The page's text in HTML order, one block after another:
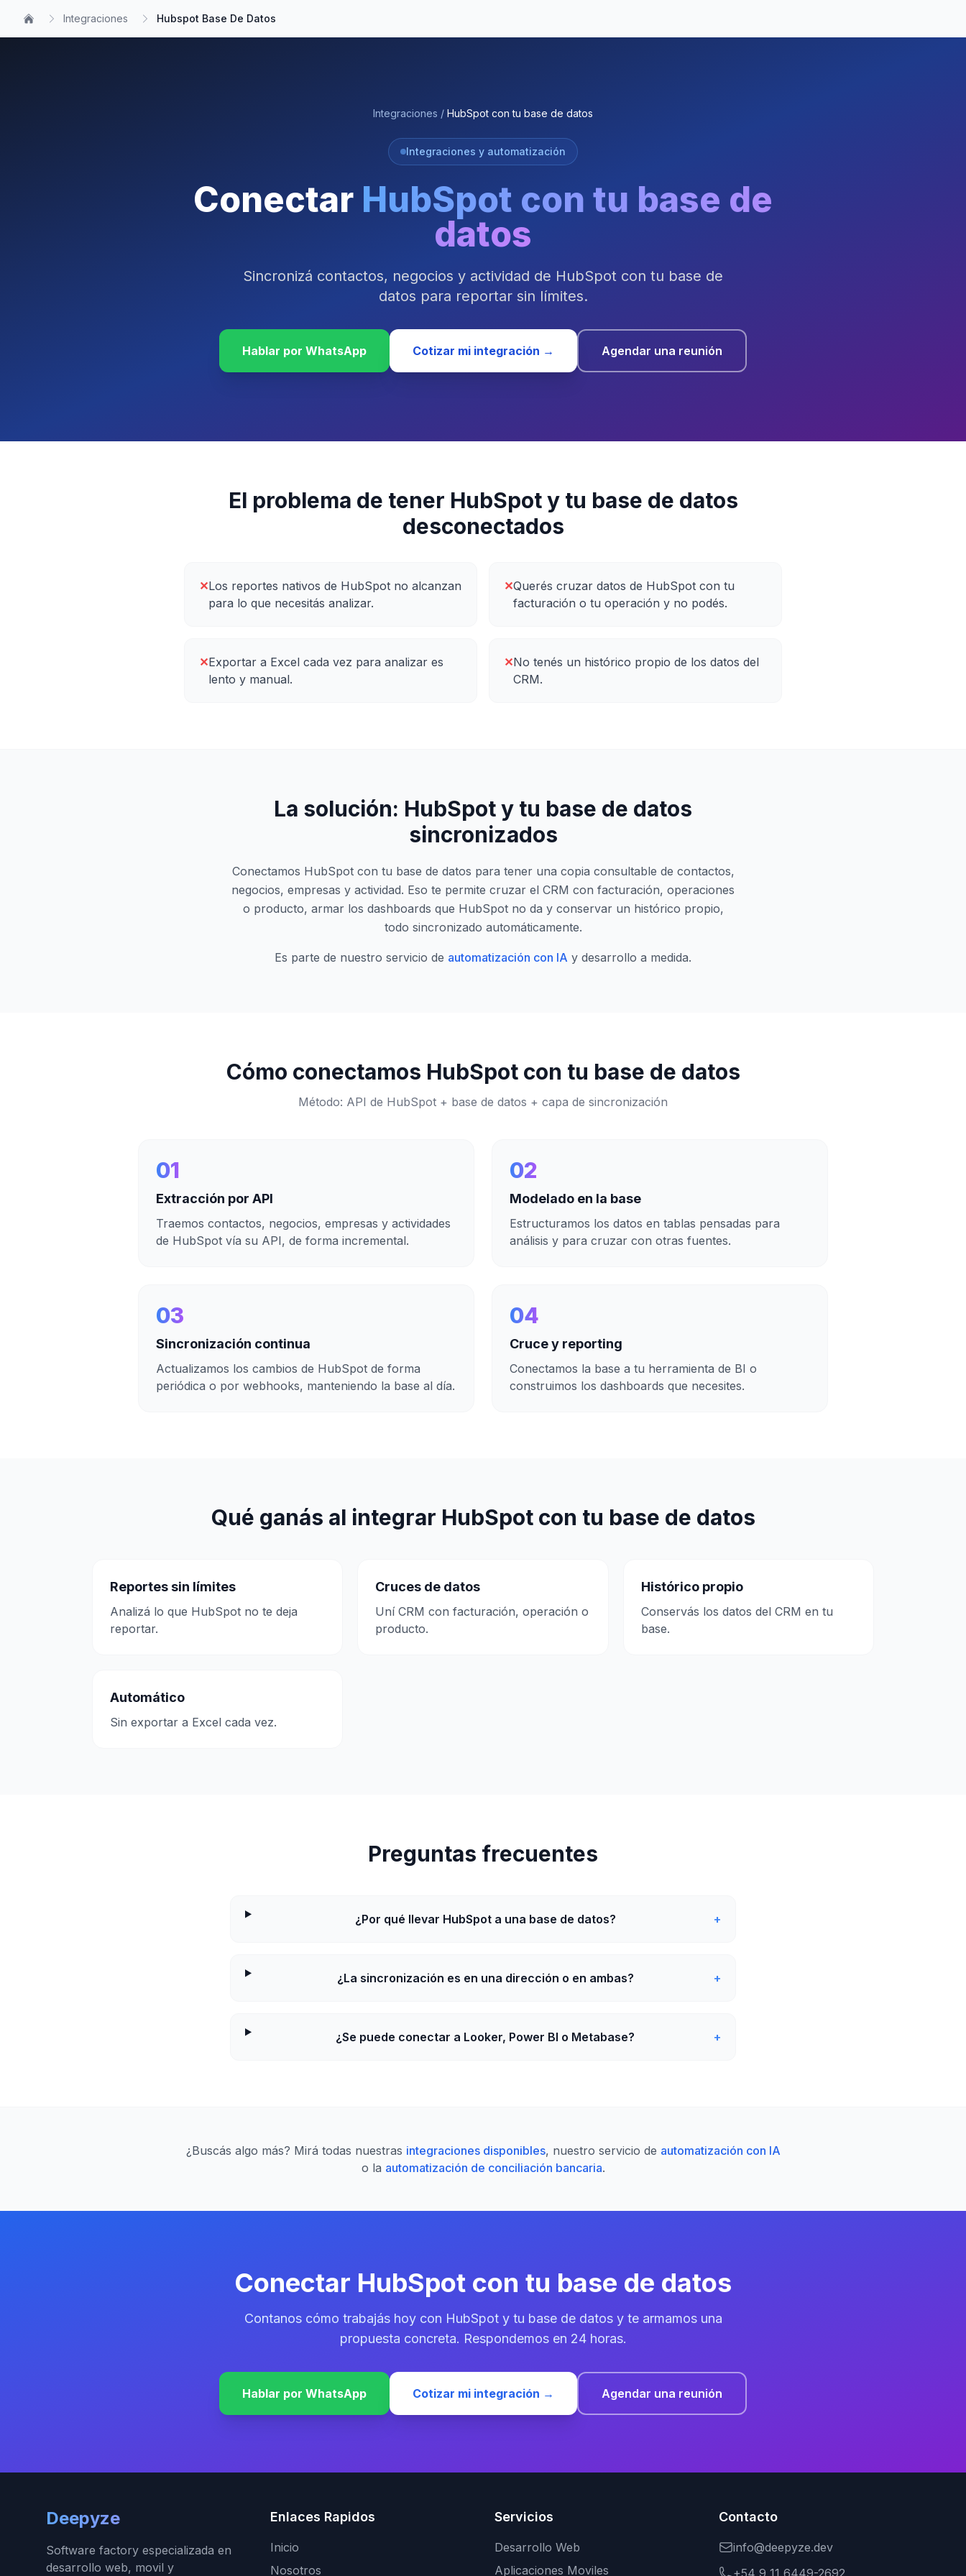
Integraciones Hubspot Base De Datos
Integraciones / HubSpot con tu base de datos
Integraciones y automatización
Conectar HubSpot con tu base de
datos
Sincronizá contactos, negocios y actividad de HubSpot con tu base de
datos para reportar sin límites.
Hablar por WhatsApp Cotizar mi integración → Agendar una reunión
El problema de tener HubSpoty tu base de datos
desconectados
✕Los reportes nativos de HubSpot no alcanzan
para lo que necesitás analizar.
✕Querés cruzar datos de HubSpot con tu
facturación o tu operación y no podés.
✕Exportar a Excel cada vez para analizar es
lento y manual.
✕No tenés un histórico propio de los datos del
CRM.
La solución: HubSpoty tu base de datos
sincronizados
Conectamos HubSpot con tu base de datos para tener una copia consultable de contactos,
negocios, empresas y actividad. Eso te permite cruzar el CRM con facturación, operaciones
o producto, armar los dashboards que HubSpot no da y conservar un histórico propio,
todo sincronizado automáticamente.
Es parte de nuestro servicio de automatización con IA y desarrollo a medida.
Cómo conectamos HubSpotcon tu base de datos
Método: API de HubSpot + base de datos + capa de sincronización
01
Extracción por API
Traemos contactos, negocios, empresas y actividades
de HubSpot vía su API, de forma incremental.
02
Modelado en la base
Estructuramos los datos en tablas pensadas para
análisis y para cruzar con otras fuentes.
03
Sincronización continua
Actualizamos los cambios de HubSpot de forma
periódica o por webhooks, manteniendo la base al día.
04
Cruce y reporting
Conectamos la base a tu herramienta de BI o
construimos los dashboards que necesites.
Qué ganás al integrar HubSpotcon tu base de datos
Reportes sin límites
Analizá lo que HubSpot no te deja
reportar.
Cruces de datos
Uní CRM con facturación, operación o
producto.
Histórico propio
Conservás los datos del CRM en tu
base.
Automático
Sin exportar a Excel cada vez.
Preguntas frecuentes
¿Por qué llevar HubSpot a una base de datos? +
¿La sincronización es en una dirección o en ambas? +
¿Se puede conectar a Looker, Power BI o Metabase? +
¿Buscás algo más? Mirá todas nuestras integraciones disponibles, nuestro servicio de automatización con IA
o la automatización de conciliación bancaria.
Conectar HubSpot con tu base de datos
Contanos cómo trabajás hoy con HubSpoty tu base de datosy te armamos una
propuesta concreta. Respondemos en 24 horas.
Hablar por WhatsApp Cotizar mi integración → Agendar una reunión
Deepyze
Software factory especializada en
desarrollo web, movil y
Enlaces Rapidos
Inicio
Nosotros
Servicios
Desarrollo Web
Aplicaciones Moviles
Contacto
info@deepyze.dev
+54 9 11 6449-2692